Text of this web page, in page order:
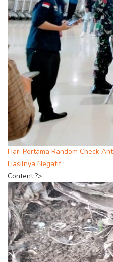
Hari Pertama Random Check
Hasilnya Negatif
Content;?>